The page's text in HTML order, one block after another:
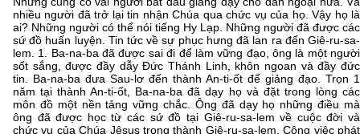
nhiều người đã trở lại tin nhận Chúa qua chức vụ của họ. Vậy họ là
ai? Những người có thể nói tiếng Hy Lạp. Những người đã được các
sứ đồ huấn luyện. Tin tức về sự phục hưng đã lan ra đến Giê-ru-sa-
lem. 1. Ba-na-ba đã được sai đi để làm vững đạo, ông là một người
sốt sắng, được đầy dẫy Đức Thánh Linh, khôn ngoan và đầy đức
tin. Ba-na-ba đưa Sau-lơ đến thành An-ti-ốt để giảng đạo. Trọn 1
năm tại thành An-ti-ốt, Ba-na-ba đã dạy họ và đặt trong lòng các
môn đồ một nền tảng vững chắc. Ông đã dạy họ những điều mà
ông đã được học từ các sứ đồ tại Giê-ru-sa-lem về cuộc đời và
chức vụ của Chúa Jêsus trong thành Giê-ru-sa-lem. Công việc phát